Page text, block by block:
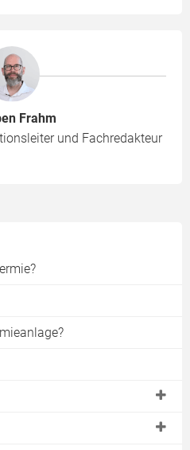
Frahm
und Fachredakteur